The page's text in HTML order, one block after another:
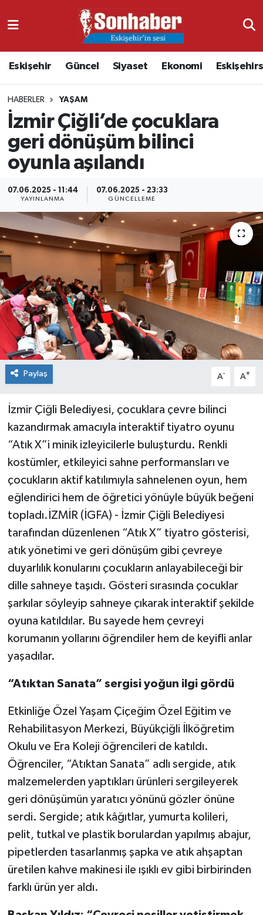
Eskişehir Güncel Siyaset Ekonomi
HABERLER YAŞAM
İzmir Çiğli’de çocuklara
geri dönüşüm bilinci
oyunla aşılandı
07.06.2025 - 11:44
YAYINLANMA
07.06.2025 - 23:33
GÜNCELLEME
Paylaş A- A+
İzmir Çiğli Belediyesi, çocuklara çevre bilinci
kazandırmak amacıyla interaktif tiyatro oyunu
“Atık X”i minik izleyicilerle buluşturdu. Renkli
kostümler, etkileyici sahne performansları ve
çocukların aktif katılımıyla sahnelenen oyun, hem
eğlendirici hem de öğretici yönüyle büyük beğeni
topladı.İZMİR (İGFA) - İzmir Çiğli Belediyesi
tarafından düzenlenen “Atık X” tiyatro gösterisi,
atık yönetimi ve geri dönüşüm gibi çevreye
duyarlılık konularını çocukların anlayabileceği bir
dille sahneye taşıdı. Gösteri sırasında çocuklar
şarkılar söyleyip sahneye çıkarak interaktif şekilde
oyuna katıldılar. Bu sayede hem çevreyi
korumanın yollarını öğrendiler hem de keyifli anlar
yaşadılar.
“Atıktan Sanata” sergisi yoğun ilgi gördü
Etkinliğe Özel Yaşam Çiçeğim Özel Eğitim ve
Rehabilitasyon Merkezi, Büyükçiğli İlköğretim
Okulu ve Era Koleji öğrencileri de katıldı.
Öğrenciler, “Atıktan Sanata” adlı sergide, atık
malzemelerden yaptıkları ürünleri sergileyerek
geri dönüşümün yaratıcı yönünü gözler önüne
serdi. Sergide; atık kâğıtlar, yumurta kolileri,
pelit, tutkal ve plastik borulardan yapılmış abajur,
pipetlerden tasarlanmış şapka ve atık ahşaptan
üretilen kahve makinesi ile ışıklı ev gibi birbirinden
farklı ürün yer aldı.
Ekonomi
Güncel
Kültür & Sanat
Magazin
Resmi İlanlar
Sağlık
Siyaset
Spor
Nöbetçi Eczaneler
Namaz Vakitleri
Trafik Durumu
Süper Lig Puan Durumu ve Fikstür
Tüm Manşetler
Son Dakika Haberleri
Haber Arşivi